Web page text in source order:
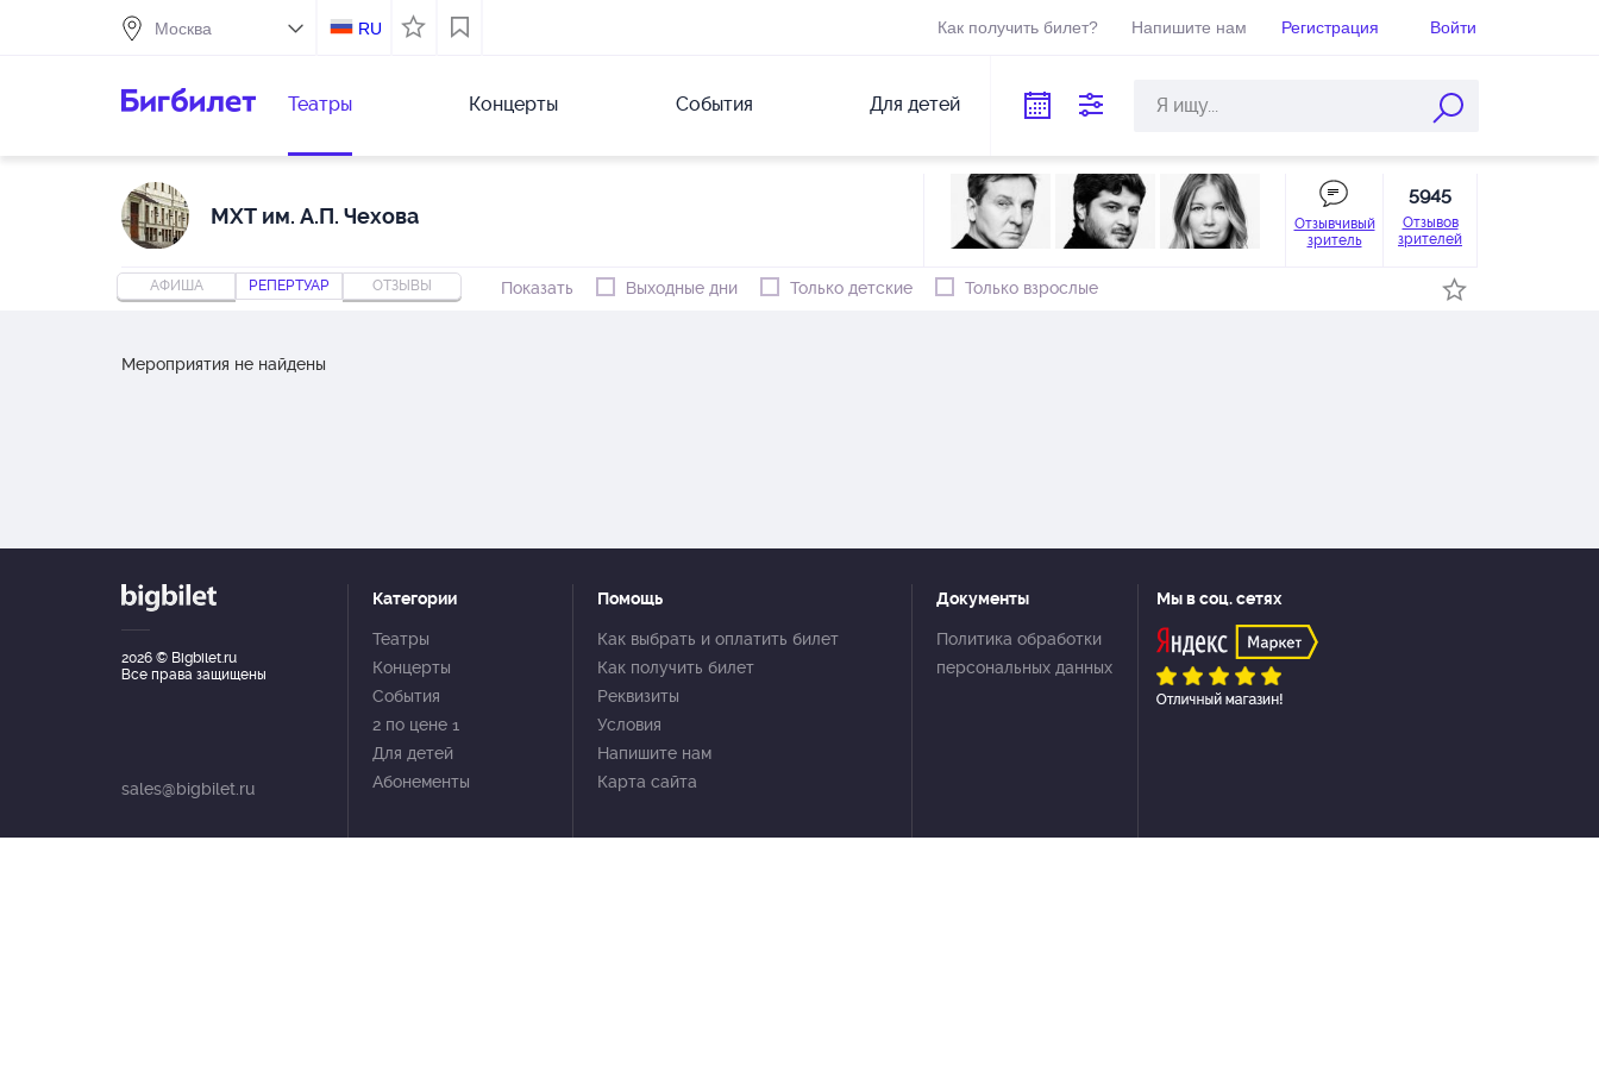
RU Как получить билет? Напишите нам Регистрация Войти
Театры Концерты События Для детей
МХТ им. А.П. Чехова
Отзывчивый
зритель
5945
Отзывов
зрителей
АФИША РЕПЕРТУАР ОТЗЫВЫ Показать Выходные дни Только детские Только взрослые
Мероприятия не найдены
2026 © Bigbilet.ru
Все права защищены
sales@bigbilet.ru
Категории
Театры
Концерты
События
2 по цене 1
Для детей
Абонементы
Помощь
Как выбрать и оплатить билет
Как получить билет
Реквизиты
Условия
Напишите нам
Карта сайта
Документы
Политика обработки
персональных данных
Мы в соц. сетях